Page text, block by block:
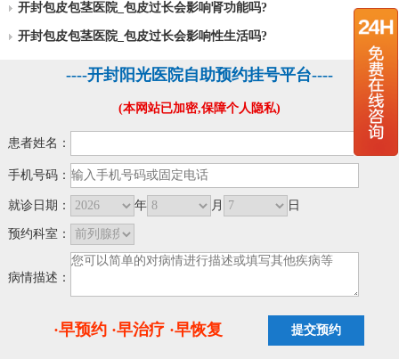
开封包皮包茎医院_包皮过长会影响肾功能吗?
开封包皮包茎医院_包皮过长会影响性生活吗?
----开封阳光医院自助预约挂号平台----
(本网站已加密,保障个人隐私)
患者姓名：
手机号码：
就诊日期： 年 月 日
预约科室：
病情描述：
·早预约 ·早治疗 ·早恢复